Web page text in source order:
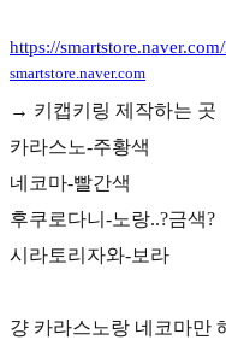
https://
smartstore.naver.com
→ 키캡키링 제작하는 곳
카라스노-주황색
네코마-빨간색
후쿠로다니-노랑..?금색?
시라토리자와-보라
걍 카라스노랑 네코마만